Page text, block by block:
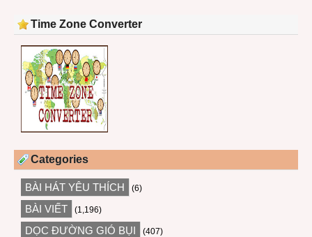
Time Zone Converter
Categories
BÀI HÁT YÊU THÍCH (6)
BÀI VIẾT (1,196)
DỌC ĐƯỜNG GIÓ BỤI (407)